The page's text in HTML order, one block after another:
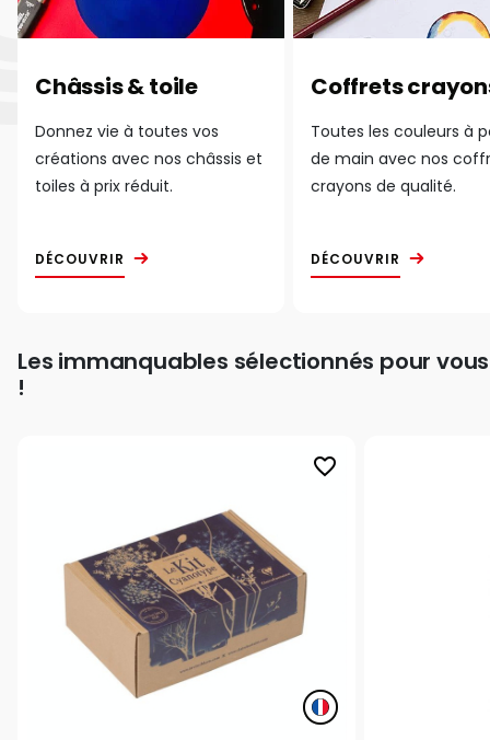
Châssis & toile
Donnez vie à toutes vos
créations avec nos châssis et
toiles à prix réduit.
DÉCOUVRIR
Coffrets
Toutes les couleurs à
de main avec nos
crayons de qualité.
DÉCOUVRIR
Les immanquables sélectionnés pour vous
!
favorite_border